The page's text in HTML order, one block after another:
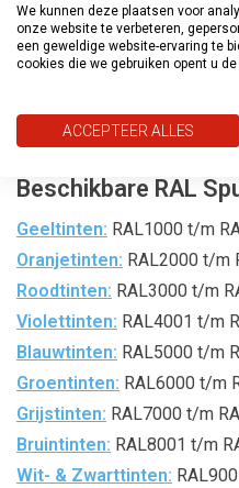
Houten Ondergronden:
houten oppervlakken, zowel
materialen en toepassingen.
Beschikbare RAL
Geeltinten: RAL1000 t/m
Oranjetinten: RAL2000 t/m
Roodtinten: RAL3000 t/m
Violettinten: RAL4001 t/m
Blauwtinten: RAL5000 t/m
Groentinten: RAL6000 t/m
Grijstinten: RAL7000 t/m
Bruintinten: RAL8001 t/m
Wit- & Zwarttinten:
We kunnen deze plaatsen voor
onze website te verbeteren,
een geweldige website-ervaring te
cookies die we gebruiken opent u
ACCEPTEER ALLES